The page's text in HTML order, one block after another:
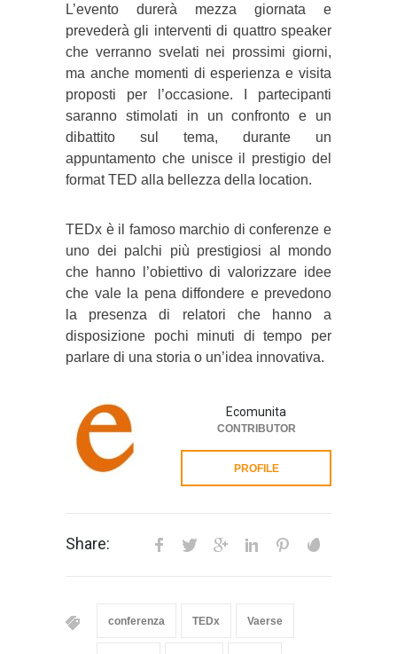
L’evento durerà mezza giornata e
prevederà gli interventi di quattro speaker
che verranno svelati nei prossimi giorni,
ma anche momenti di esperienza e visita
proposti per l’occasione. I partecipanti
saranno stimolati in un confronto e un
dibattito sul tema, durante un
appuntamento che unisce il prestigio del
format TED alla bellezza della location.
TEDx è il famoso marchio di conferenze e
uno dei palchi più prestigiosi al mondo
che hanno l’obiettivo di valorizzare idee
che vale la pena diffondere e prevedono
la presenza di relatori che hanno a
disposizione pochi minuti di tempo per
parlare di una storia o un’idea innovativa.
Ecomunita
CONTRIBUTOR
PROFILE
Share:
conferenza TEDx Vaerse